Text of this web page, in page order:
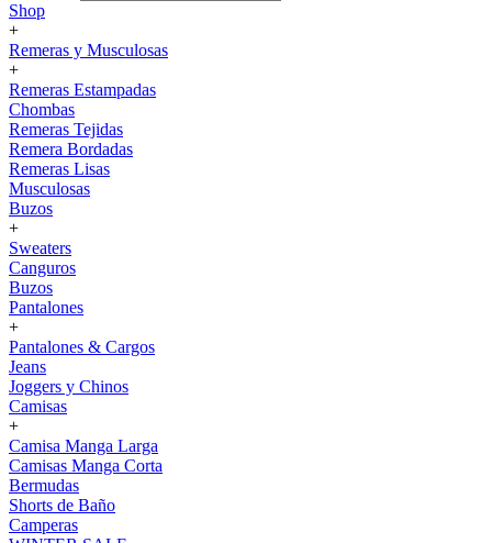
Shop
+
Remeras y Musculosas
+
Remeras Estampadas
Chombas
Remeras Tejidas
Remera Bordadas
Remeras Lisas
Musculosas
Buzos
+
Sweaters
Canguros
Buzos
Pantalones
+
Pantalones & Cargos
Jeans
Joggers y Chinos
Camisas
+
Camisa Manga Larga
Camisas Manga Corta
Bermudas
Shorts de Baño
Camperas